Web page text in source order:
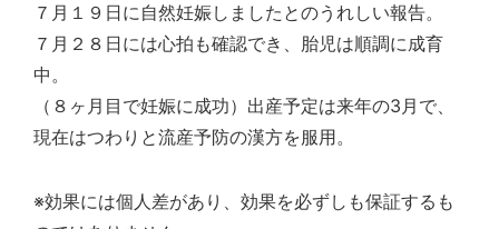
７月１９日に自然妊娠しましたとのうれしい報告。
７月２８日には心拍も確認でき、胎児は順調に成育
中。
（８ヶ月目で妊娠に成功）出産予定は来年の3月で、
現在はつわりと流産予防の漢方を服用。
※効果には個人差があり、効果を必ずしも保証するも